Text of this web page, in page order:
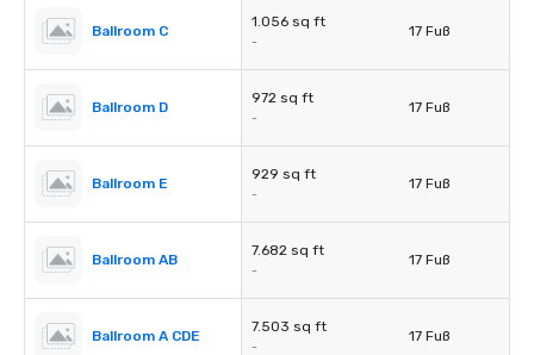
Ballroom C
1.056 sq ft
-
17 Fuß
Ballroom D
972 sq ft
-
17 Fuß
Ballroom E
929 sq ft
-
17 Fuß
Ballroom AB
7.682 sq ft
-
17 Fuß
Ballroom A CDE
7.503 sq ft
-
17 Fuß